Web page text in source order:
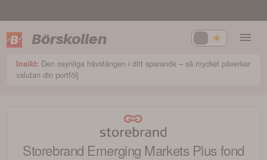
Börskollen
Insikt: Den osynliga hävstången i ditt sparande – så mycket påverkar
valutan din portfölj
Storebrand Emerging Markets Plus fond